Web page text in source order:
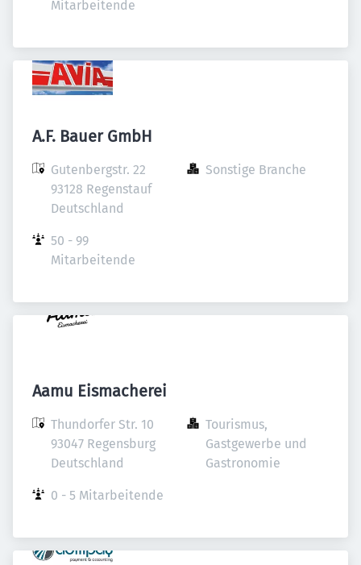
Mitarbeitende
A.F. Bauer GmbH
Gutenbergstr. 22
93128 Regenstauf
Deutschland
Sonstige Branche
50 - 99
Mitarbeitende
Aamu Eismacherei
Thundorfer Str. 10
93047 Regensburg
Deutschland
Tourismus,
Gastgewerbe und
Gastronomie
0 - 5 Mitarbeitende